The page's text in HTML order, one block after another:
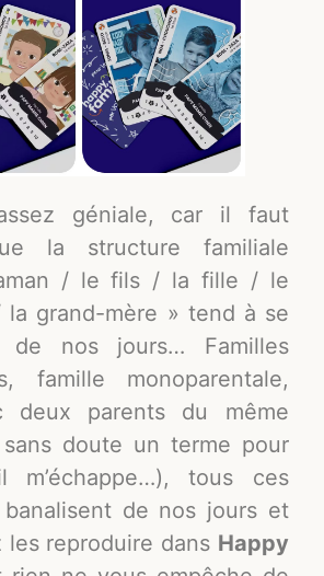
géniale, car il faut
la structure familiale
/ le fils / la fille / le
la grand-mère » tend à se
de nos jours… Familles
famille monoparentale,
deux parents du même
doute un terme pour
m’échappe…), tous ces
banalisent de nos jours et
les reproduire dans Happy